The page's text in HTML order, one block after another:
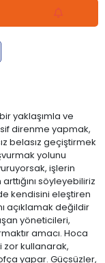
yaklaşımla ve
direnme yapmak,
belasız geçiştirmek
yolunu
işlerin
söyleyebiliriz
kendisini eleştiren
açıklamak değildir
yöneticileri,
amacı. Hoca
kullanarak,
yapar. Güçsüzler,